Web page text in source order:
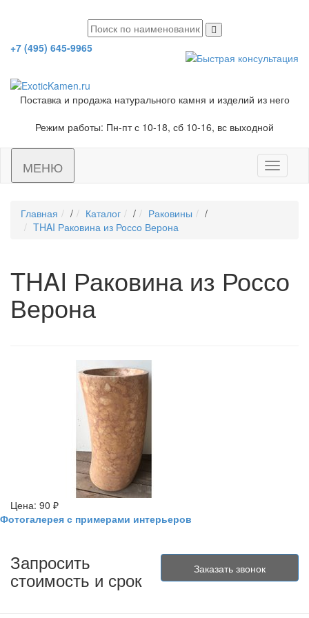
+7 (495) 645-9965
Поставка и продажа натурального камня и изделий из него
Режим работы: Пн-пт с 10-18, сб 10-16, вс выходной
Toggle
МЕНЮ
Главная / Каталог / Раковины
/
THAI Раковина из Россо Верона
THAI Раковина из Россо
Верона
Цена: 90 ₽
Фотогалерея с примерами интерьеров
Запросить
стоимость и срок